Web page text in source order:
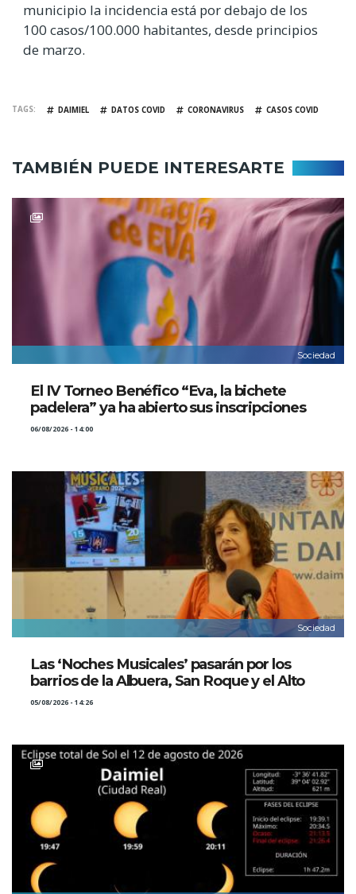
municipio la incidencia está por debajo de los
100 casos/100.000 habitantes, desde principios
de marzo.
TAGS DAIMIEL DATOS COVID CORONAVIRUS CASOS COVID
TAMBIÉN PUEDE INTERESARTE
Sociedad
El IV Torneo Benéfico “Eva, la bichete
padelera” ya ha abierto sus inscripciones
06/08/2026 - 14:00
Sociedad
Las ‘Noches Musicales’ pasarán por los
barrios de la Albuera, San Roque y el Alto
05/08/2026 - 14:26